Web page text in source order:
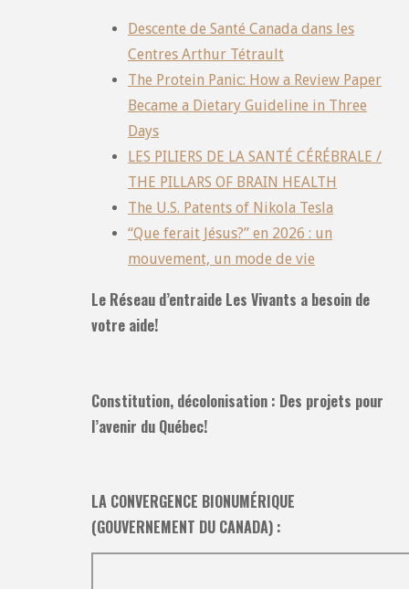
Descente de Santé Canada dans les
Centres Arthur Tétrault
The Protein Panic: How a Review Paper
Became a Dietary Guideline in Three
Days
LES PILIERS DE LA SANTÉ CÉRÉBRALE /
THE PILLARS OF BRAIN HEALTH
The U.S. Patents of Nikola Tesla
“Que ferait Jésus?” en 2026 : un
mouvement, un mode de vie
Le Réseau d’entraide Les Vivants a besoin de
votre aide!
Constitution, décolonisation : Des projets pour
l’avenir du Québec!
LA CONVERGENCE BIONUMÉRIQUE
(GOUVERNEMENT DU CANADA) :